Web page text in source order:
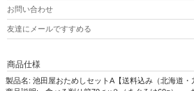
お問い合わせ
友達にメールですすめる
商品仕様
製品名: 池田屋おためしセットA【送料込み（北海道・